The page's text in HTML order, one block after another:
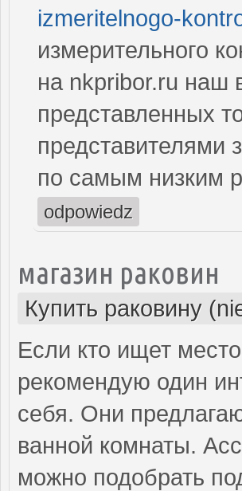
izmeritelnogo-
измерительного
на nkpribor.ru наш
представленных
представителями
по самым низким
odpowiedz
магазин раковин
Купить раковину
Если кто ищет
рекомендую один
себя. Они
ванной комнаты.
можно подобрать